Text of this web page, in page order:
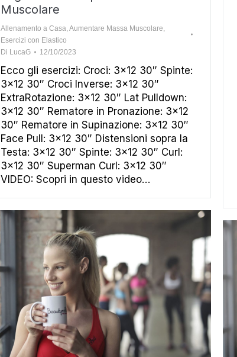
Muscolare
Allenamento a Casa,Aumentare Massa Muscolare,
Esercizi con Elastico
Di LucaG 12/10/2023
Ecco gli esercizi: Croci: 3×12 30″ Spinte:
3×12 30″ Croci Inverse: 3×12 30″
ExtraRotazione: 3×12 30″ Lat Pulldown:
3×12 30″ Rematore in Pronazione: 3×12
30″ Rematore in Supinazione: 3×12 30″
Face Pull: 3×12 30″ Distensioni sopra la
Testa: 3×12 30″ Spinte: 3×12 30″ Curl:
3×12 30″ Superman Curl: 3×12 30″
VIDEO: Scopri in questo video…